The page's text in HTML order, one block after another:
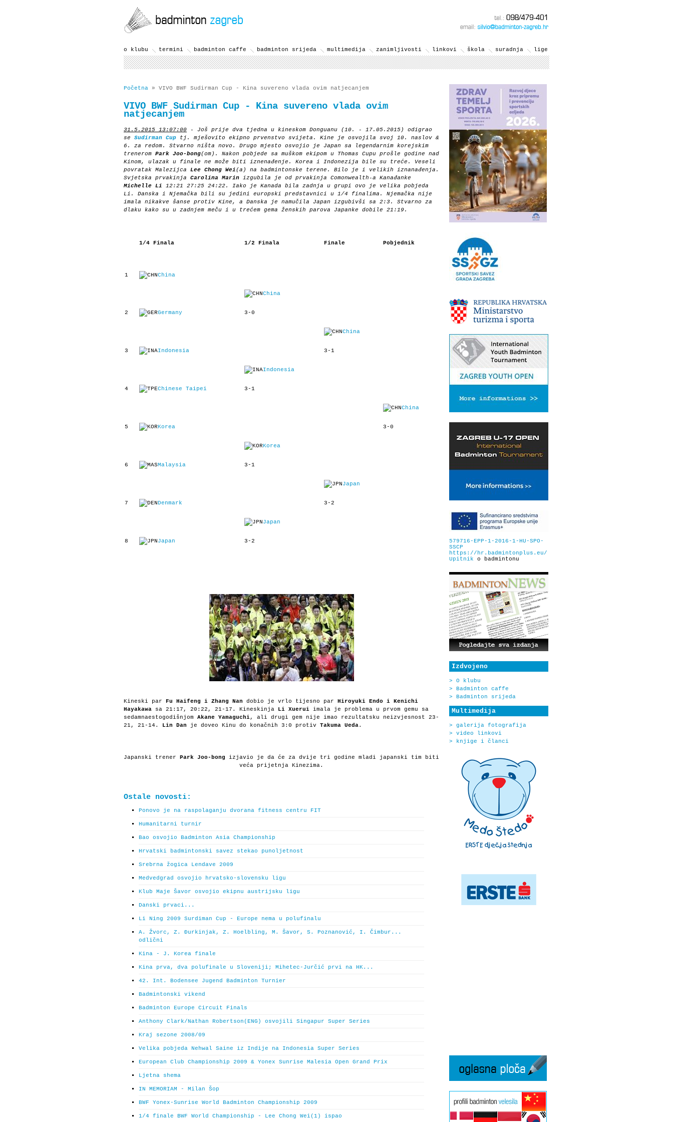
o klubu termini badminton caffe badminton srijeda multimedija zanimljivosti linkovi škola suradnja lige
Početna » VIVO BWF Sudirman Cup - Kina suvereno vlada ovim natjecanjem
VIVO BWF Sudirman Cup - Kina suvereno vlada ovim
natjecanjem
31.5.2015 13:07:00 - Još prije dva tjedna u kineskom Donguanu (10. - 17.05.2015) odigrao
se Sudirman Cup tj. mješovito ekipno prvenstvo svijeta. Kine je osvojila svoj 10. naslov &
6. za redom. Stvarno ništa novo. Drugo mjesto osvojio je Japan sa legendarnim korejskim
trenerom Park Joo-bong(om). Nakon pobjede sa muškom ekipom u Thomas Cupu prošle godine nad
Kinom, ulazak u finale ne može biti iznenađenje. Korea i Indonezija bile su treće. Veseli
povratak Malezijca Lee Chong Wei(a) na badmintonske terene. Bilo je i velikih iznanađenja.
Svjetska prvakinja Carolina Marin izgubila je od prvakinja Comonwealth-a Kanađanke
Michelle Li 12:21 27:25 24:22. Iako je Kanada bila zadnja u grupi ovo je velika pobjeda
Li. Danska i Njemačka bili su jedini europski predstavnici u 1/4 finalima. Njemačka nije
imala nikakve šanse protiv Kine, a Danska je namučila Japan izgubivši sa 2:3. Stvarno za
dlaku kako su u zadnjem meču i u trećem gema ženskih parova Japanke dobile 21:19.
1/4 Finala 1/2 Finala Finale Pobjednik
1 China
China
2 Germany 3-0
China
3 Indonesia 3-1
Indonesia
4 Chinese Taipei 3-1
China
5 Korea 3-0
Korea
6 Malaysia 3-1
Japan
7 Denmark 3-2
Japan
8 Japan 3-2
Kineski par Fu Haifeng i Zhang Nan dobio je vrlo tijesno par Hiroyuki Endo i Kenichi
Hayakawa sa 21:17, 20:22, 21-17. Kineskinja Li Xuerui imala je problema u prvom gemu sa
sedamnaestogodišnjom Akane Yamaguchi, ali drugi gem nije imao rezultatsku neizvjesnost 23-
21, 21-14. Lin Dan je doveo Kinu do konačnih 3:0 protiv Takuma Ueda.
Japanski trener Park Joo-bong izjavio je da će za dvije tri godine mladi japanski tim biti
veća prijetnja Kinezima.
Ostale novosti:
Ponovo je na raspolaganju dvorana fitness centru FIT
Humanitarni turnir
Bao osvojio Badminton Asia Championship
Hrvatski badmintonski savez stekao punoljetnost
Srebrna žogica Lendave 2009
Medvedgrad osvojio hrvatsko-slovensku ligu
Klub Maje Šavor osvojio ekipnu austrijsku ligu
Danski prvaci...
Li Ning 2009 Surdiman Cup - Europe nema u polufinalu
A. Žvorc, Z. Đurkinjak, Z. Hoelbling, M. Šavor, S. Poznanović, I. Čimbur...
odlični
Kina - J. Korea finale
Kina prva, dva polufinale u Sloveniji; Mihetec-Jurčić prvi na HK...
42. Int. Bodensee Jugend Badminton Turnier
Badmintonski vikend
Badminton Europe Circuit Finals
Anthony Clark/Nathan Robertson(ENG) osvojili Singapur Super Series
Kraj sezone 2008/09
Velika pobjeda Nehwal Saine iz Indije na Indonesia Super Series
European Club Championship 2009 & Yonex Sunrise Malesia Open Grand Prix
Ljetna shema
IN MEMORIAM - Milan Šop
BWF Yonex-Sunrise World Badminton Championship 2009
1/4 finale BWF World Championship - Lee Chong Wei(1) ispao
579716-EPP-1-2016-1-HU-SPO-
SSCP
https://hr.badmintonplus.eu/
Upitnik o badmintonu
Izdvojeno
> O klubu
> Badminton caffe
> Badminton srijeda
Multimedija
> galerija fotografija
> video linkovi
> knjige i članci